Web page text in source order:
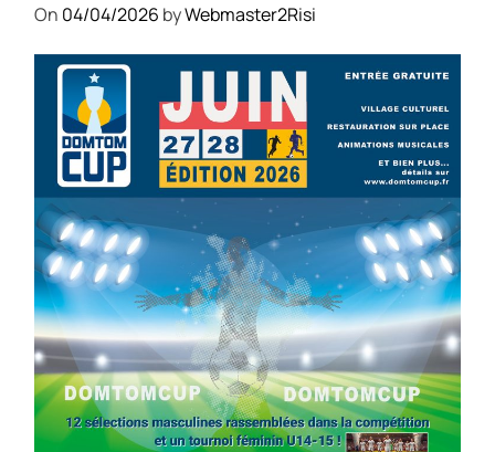
On 04/04/2026 byWebmaster2Risi
SPORT COMPÉTITIONS FOOTBALL JEUNESSE & SPORTS
Foot : la DTC 2026 approche
On03/04/2026byWebmaster2Risi